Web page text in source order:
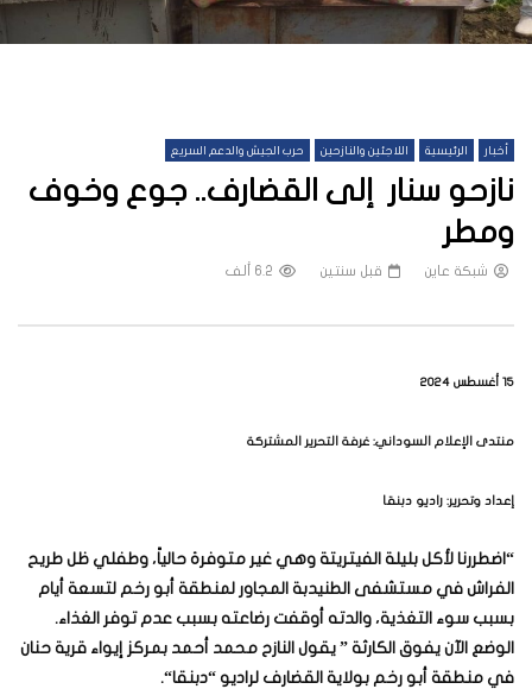
أخبار الرئيسية اللاجئين والنازحين حرب الجيش والدعم السريع
نازحو سنار إلى القضارف.. جوع وخوف
ومطر
شبكة عاين قبل سنتين 6.2 ألف
15 أغسطس 2024
منتدى الإعلام السوداني: غرفة التحرير المشتركة
إعداد وتحرير: راديو دبنقا
“ اضطررنا لأكل بليلة الفيتريتة وهي غير متوفرة حالياً، وطفلي ظل طريح
الفراش في مستشفى الطنيدبة المجاور لمنطقة أبو رخم لتسعة أيام
بسبب سوء التغذية، والدته أوقفت رضاعته بسبب عدم توفر الغذاء.
الوضع الآن يفوق الكارثة ” يقول النازح محمد أحمد بمركز إيواء قرية حنان
في منطقة أبو رخم بولاية القضارف لراديو “دبنقا“.